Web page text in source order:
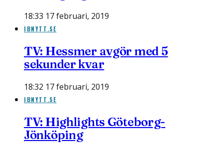
18:33 17 februari, 2019
IBNYTT.SE
TV: Hessmer avgör med 5
sekunder kvar
18:32 17 februari, 2019
IBNYTT.SE
TV: Highlights Göteborg-
Jönköping